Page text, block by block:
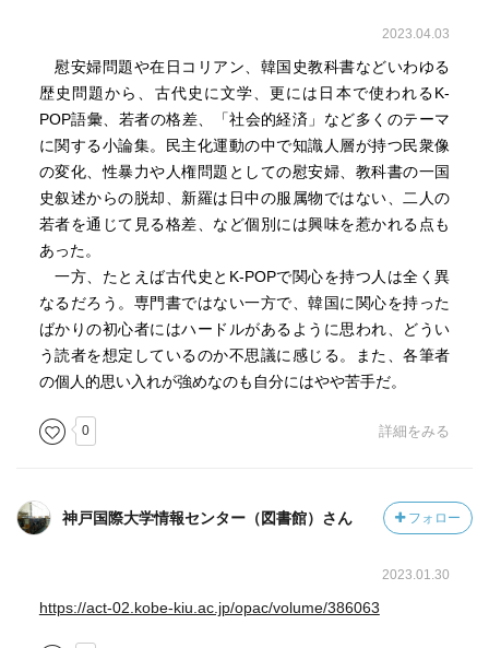
政治に対しての関心度も熱量も高い背景の一つはそこにも
あると感じた。
慰安婦問題に関しては、2015年に日韓外相会談後に合意文
が発表され、「最終的かつ不可逆的な解決」が宣言され
た。これをもって、もうおしまい！と、政府レベル（時の
朴大統領、安倍自民政権）では合意したし、国同士の合意
だから簡単には反故にはできない。
だけど、韓国の国民レベルでは納得いかないわけで、本書
では、その感情的なところや、フェミニズムや人権問題で
あって簡単に解決する話でもない、という韓国の人々の視
点を述べている。
何より執筆陣が30代など、若いことが好感を持てる。
2023.04.03
慰安婦問題や在日コリアン、韓国史教科書などいわゆる
歴史問題から、古代史に文学、更には日本で使われるK-
POP語彙、若者の格差、「社会的経済」など多くのテーマ
に関する小論集。民主化運動の中で知識人層が持つ民衆像
の変化、性暴力や人権問題としての慰安婦、教科書の一国
史叙述からの脱却、新羅は日中の服属物ではない、二人の
若者を通じて見る格差、など個別には興味を惹かれる点も
あった。
一方、たとえば古代史とK-POPで関心を持つ人は全く異
なるだろう。専門書ではない一方で、韓国に関心を持った
ばかりの初心者にはハードルがあるように思われ、どうい
う読者を想定しているのか不思議に感じる。また、各筆者
の個人的思い入れが強めなのも自分にはやや苦手だ。
0 詳細をみる
神戸国際大学情報センター（図書館）さん フォロー
2023.01.30
https://act-02.kobe-kiu.ac.jp/opac/volume/386063